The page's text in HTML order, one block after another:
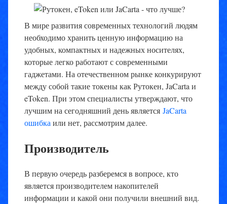
В мире развития современных технологий людям
необходимо хранить ценную информацию на
удобных, компактных и надежных носителях,
которые легко работают с современными
гаджетами. На отечественном рынке конкурируют
между собой такие токены как Рутокен, JaCarta и
eToken. При этом специалисты утверждают, что
лучшим на сегодняшний день является JaCarta
ошибкаили нет, рассмотрим далее.
Производитель
В первую очередь разберемся в вопросе, кто
является производителем накопителей
информации и какой они получили внешний вид.